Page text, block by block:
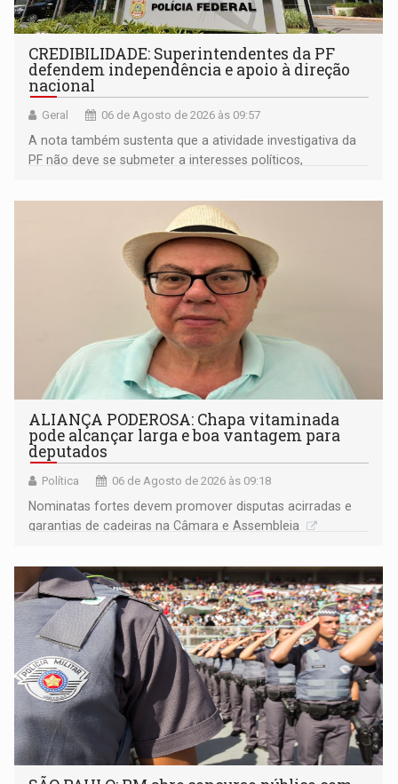
CREDIBILIDADE: Superintendentes da PF
defendem independência e apoio à direção
nacional
Geral 06 de Agosto de 2026 às 09:57
A nota também sustenta que a atividade investigativa da
PF não deve se submeter a interesses políticos,
ALIANÇA PODEROSA: Chapa vitaminada
pode alcançar larga e boa vantagem para
deputados
Política 06 de Agosto de 2026 às 09:18
Nominatas fortes devem promover disputas acirradas e
garantias de cadeiras na Câmara e Assembleia